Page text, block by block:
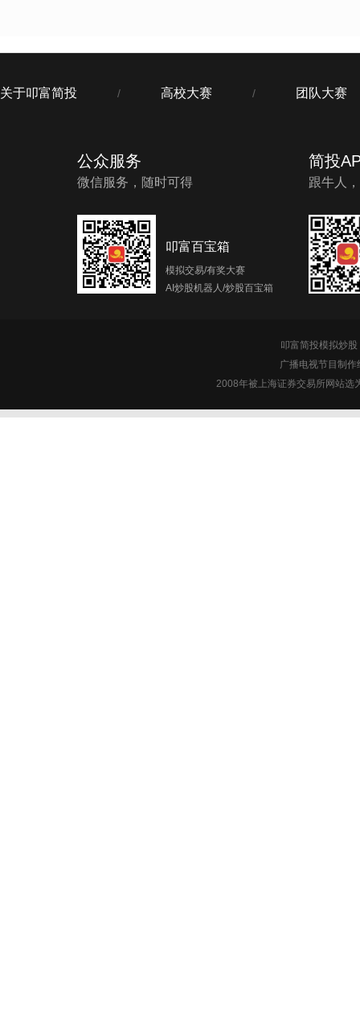
关于叩富简投 / 高校大赛 / 团队大赛
公众服务
微信服务，随时可得
叩富百宝箱
模拟交易/有奖大赛
AI炒股机器人/炒股百宝箱
简投
跟牛人
叩富简投模拟炒
广播电视节目制
2008年被上海证券交易所网站选